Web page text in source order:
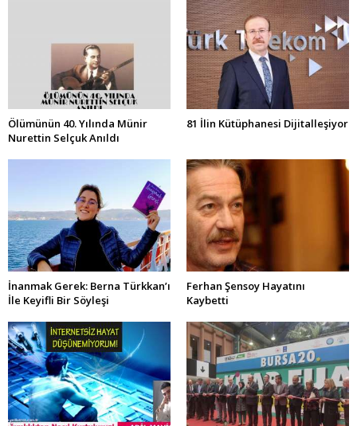
Ölümünün 40. Yılında Münir
Nurettin Selçuk Anıldı
81 İlin Kütüphanesi Dijitalleşiyor
İnanmak Gerek: Berna Türkkan’ı
İle Keyifli Bir Söyleşi
Ferhan Şensoy Hayatını
Kaybetti